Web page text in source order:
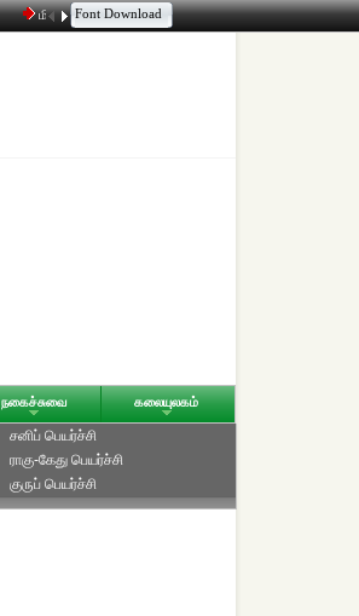
மின்னஞ்சல் திரட்டி உரையாடல்
Font Download
நகைச்சுவை கலையுலகம்
சனிப் பெயர்ச்சி
ராகு-கேது பெயர்ச்சி
குருப் பெயர்ச்சி